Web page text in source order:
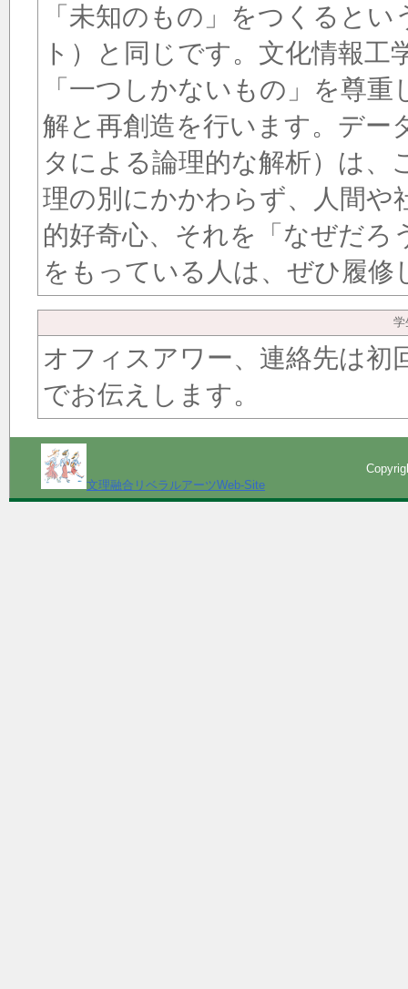
「未知のもの」をつくると
ト）と同じです。文化情報
「一つしかないもの」を尊
解と再創造を行います。デー
タによる論理的な解析）は、
理の別にかかわらず、人間や
的好奇心、それを「なぜだろ
をもっている人は、ぜひ履修
学
オフィスアワー、連絡先は初
でお伝えします。
文理融合リベラルアーツWeb-Site